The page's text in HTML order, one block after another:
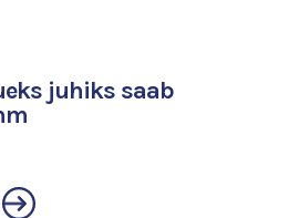
juhiks saab